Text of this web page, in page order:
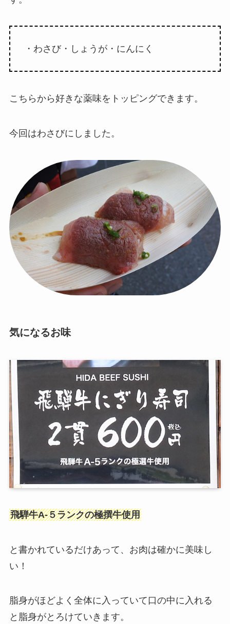
・わさび・しょうが・にんにく
こちらから好きな薬味をトッピングできます。
今回はわさびにしました。
気になるお味
飛騨牛A-５ランクの極撰牛使用
と書かれているだけあって、お肉は確かに美味し
い！
脂身がほどよく全体に入っていて口の中に入れる
と脂身がとろけていきます。